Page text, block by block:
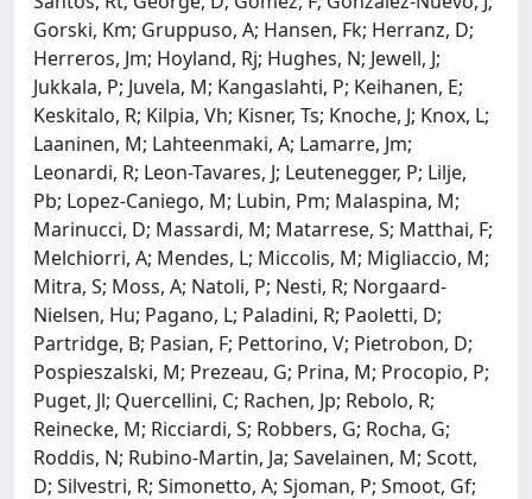
Gorski, Km; Gruppuso, A; Hansen, Fk; Herranz, D;
Herreros, Jm; Hoyland, Rj; Hughes, N; Jewell, J;
Jukkala, P; Juvela, M; Kangaslahti, P; Keihanen, E;
Keskitalo, R; Kilpia, Vh; Kisner, Ts; Knoche, J; Knox, L;
Laaninen, M; Lahteenmaki, A; Lamarre, Jm;
Leonardi, R; Leon-Tavares, J; Leutenegger, P; Lilje,
Pb; Lopez-Caniego, M; Lubin, Pm; Malaspina, M;
Marinucci, D; Massardi, M; Matarrese, S; Matthai, F;
Melchiorri, A; Mendes, L; Miccolis, M; Migliaccio, M;
Mitra, S; Moss, A; Natoli, P; Nesti, R; Norgaard-
Nielsen, Hu; Pagano, L; Paladini, R; Paoletti, D;
Partridge, B; Pasian, F; Pettorino, V; Pietrobon, D;
Pospieszalski, M; Prezeau, G; Prina, M; Procopio, P;
Puget, Jl; Quercellini, C; Rachen, Jp; Rebolo, R;
Reinecke, M; Ricciardi, S; Robbers, G; Rocha, G;
Roddis, N; Rubino-Martin, Ja; Savelainen, M; Scott,
D; Silvestri, R; Simonetto, A; Sjoman, P; Smoot, Gf;